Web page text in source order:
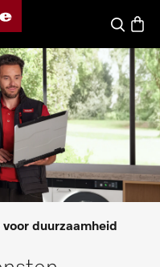
Miele
Wat zoek
duurzaamheid